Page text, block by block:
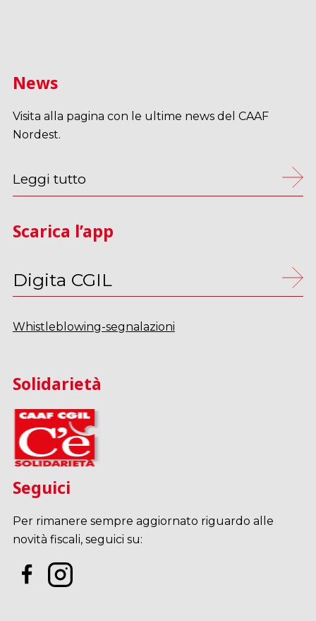
News
Visita alla pagina con le ultime news del CAAF
Nordest.
Leggi tutto
Scarica l’app
Digita CGIL
Whistleblowing-segnalazioni
Solidarietà
Seguici
Per rimanere sempre aggiornato riguardo alle
novità fiscali, seguici su: